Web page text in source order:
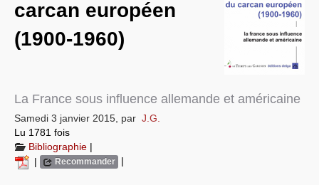
Gouvernance mondiale & mondialisation
International
Systèmes & société sous contrôle
Nouvelles de l’antirépublique
carcan européen
(1900-1960)
La France sous influence allemande et américaine
Samedi 3 janvier 2015 par J.G.
Lu 1781 fois
Bibliographie |
|
Recommander |